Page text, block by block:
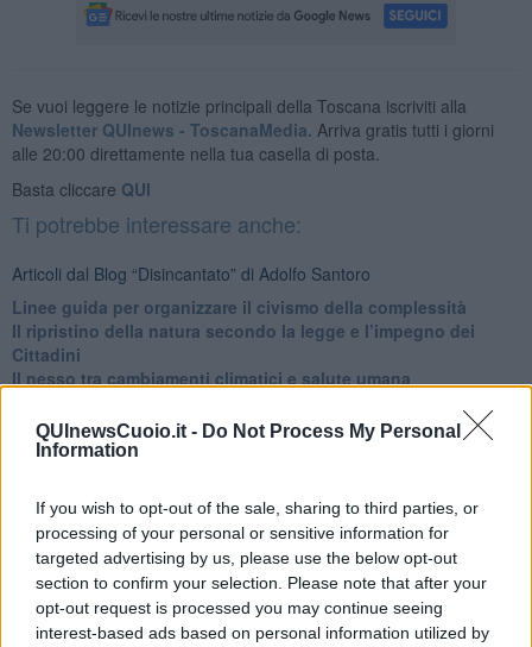
QUInewsCuoio.it - Do Not Process My Personal
Information
If you wish to opt-out of the sale, sharing to third parties, or
processing of your personal or sensitive information for
targeted advertising by us, please use the below opt-out
section to confirm your selection. Please note that after your
opt-out request is processed you may continue seeing
interest-based ads based on personal information utilized by
Se vuoi leggere le notizie principali della Toscana iscriviti alla
Newsletter QUInews - ToscanaMedia. Arriva gratis tutti i giorni
alle 20:00 direttamente nella tua casella di posta.
Basta cliccare QUI
Ti potrebbe interessare anche:
Articoli dal Blog “Disincantato” di Adolfo Santoro
​Linee guida per organizzare il civismo della complessità
​Il ripristino della natura secondo la legge e l’impegno dei
Cittadini
Il nesso tra cambiamenti climatici e salute umana
Tutti morimmo a stento (2)
​Tutti morimmo a stento (1)
Un manuale essenziale per seguire il CORRIDOIO BLU
Il corridoio blu
​Il cronoprogramma ottimale verso il full electric sui traghetti
​I costi dell’adeguamento al cold ironing
Alcune domande da esordiente agli esperti che decidono le
sorti dell’Elba
Verso il full electric a gestione pubblica dei traghetti​